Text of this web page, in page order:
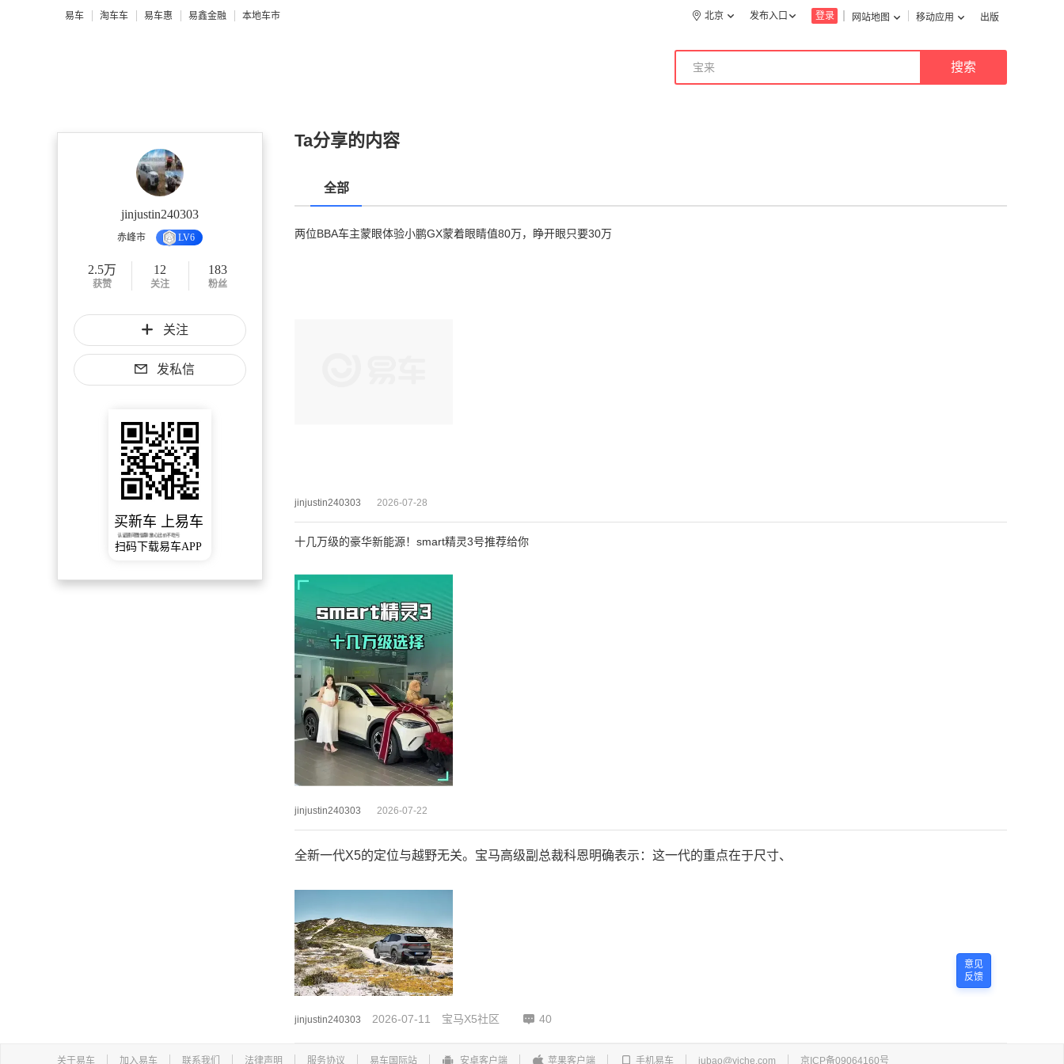
易车 淘车车 易车惠 易鑫金融 本地车市 网站地图 移动应用 出版
登录
发布入口
北京
jinjustin240303
赤峰市 LV6
2.5万
获赞
12
关注
183
粉丝
关注
发私信
买新车 上易车
认证顾问微信聊 放心比价不吃亏
扫码下载易车APP
Ta分享的内容
全部
两位BBA车主蒙眼体验小鹏GX蒙着眼睛值80万，睁开眼只要30万
jinjustin240303 2026-07-28
十几万级的豪华新能源！smart精灵3号推荐给你
jinjustin240303 2026-07-22
全新一代X5的定位与越野无关。宝马高级副总裁科恩明确表示：这一代的重点在于尺寸、
jinjustin240303 2026-07-11 宝马X5社区 40
关于易车 加入易车 联系我们 法律声明 服务协议 易车国际站 安卓客户端 苹果客户端 手机易车 jubao@yiche.com 京ICP备09064160号
意见
反馈